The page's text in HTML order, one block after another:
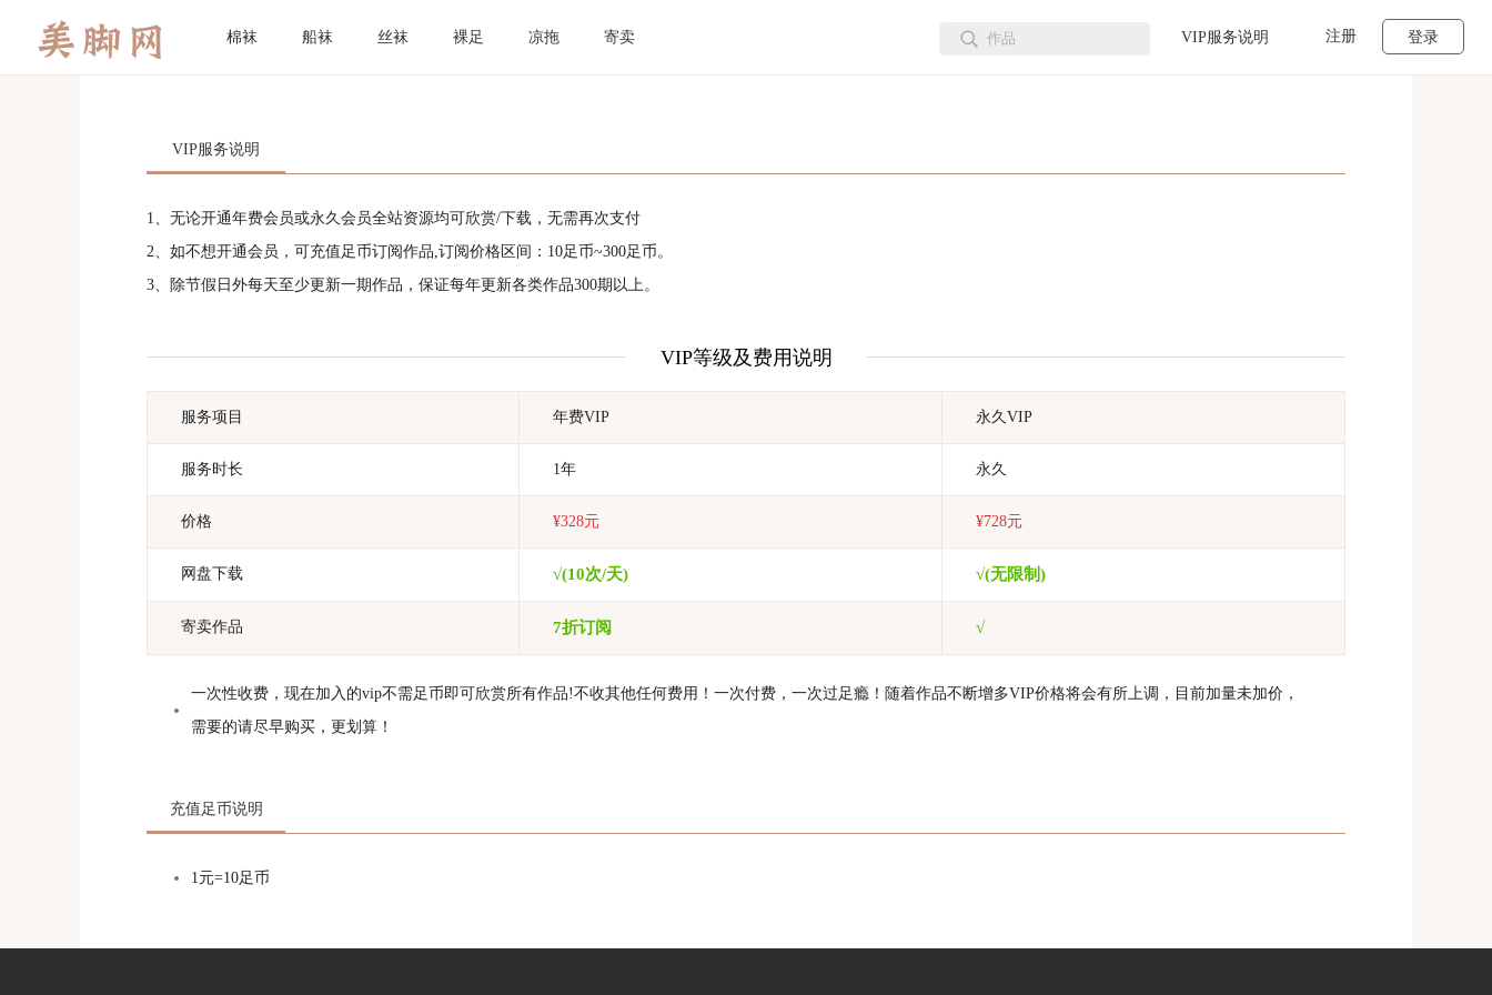
VIP服务说明 注册 登录
棉袜 船袜 丝袜 裸足 凉拖 寄卖
VIP服务说明
1、无论开通年费会员或永久会员全站资源均可欣赏/下载，无需再次支付
2、如不想开通会员，可充值足币订阅作品,订阅价格区间：10足币~300足币。
3、除节假日外每天至少更新一期作品，保证每年更新各类作品300期以上。
VIP等级及费用说明
服务项目 年费VIP 永久VIP
服务时长 1年 永久
价格 ¥328元 ¥728元
网盘下载 √(10次/天) √(无限制)
寄卖作品 7折订阅 √
一次性收费，现在加入的vip不需足币即可欣赏所有作品!不收其他任何费用！一次付费，一次过足瘾！随着作品不断增多VIP价格将会有所上调，目前加量未加价，
需要的请尽早购买，更划算！
充值足币说明
1元=10足币